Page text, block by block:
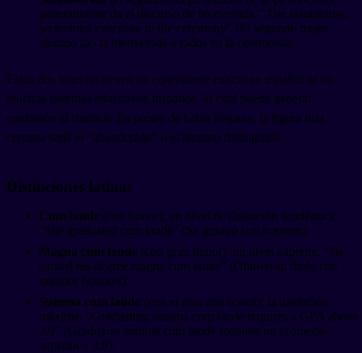
generalmente da el discurso de bienvenida. "The salutatorian
welcomed everyone to the ceremony" (El segundo mejor
alumno dio la bienvenida a todos en la ceremonia).
Estos dos roles no tienen un equivalente exacto en español ni en
muchos sistemas educativos hispanos, lo cual puede generar
confusión al traducir. En países de habla hispana, la figura más
cercana sería el "abanderado" o el alumno distinguido.
Distinciones latinas
Cum laude (con honor): un nivel de distinción académica.
"She graduated cum laude" (Se graduó con honores).
Magna cum laude (con gran honor): un nivel superior. "He
earned his degree magna cum laude" (Obtuvo su título con
grandes honores).
Summa cum laude (con el más alto honor): la distinción
máxima. "Graduating summa cum laude requires a GPA above
3.9" (Graduarse summa cum laude requiere un promedio
superior a 3.9).